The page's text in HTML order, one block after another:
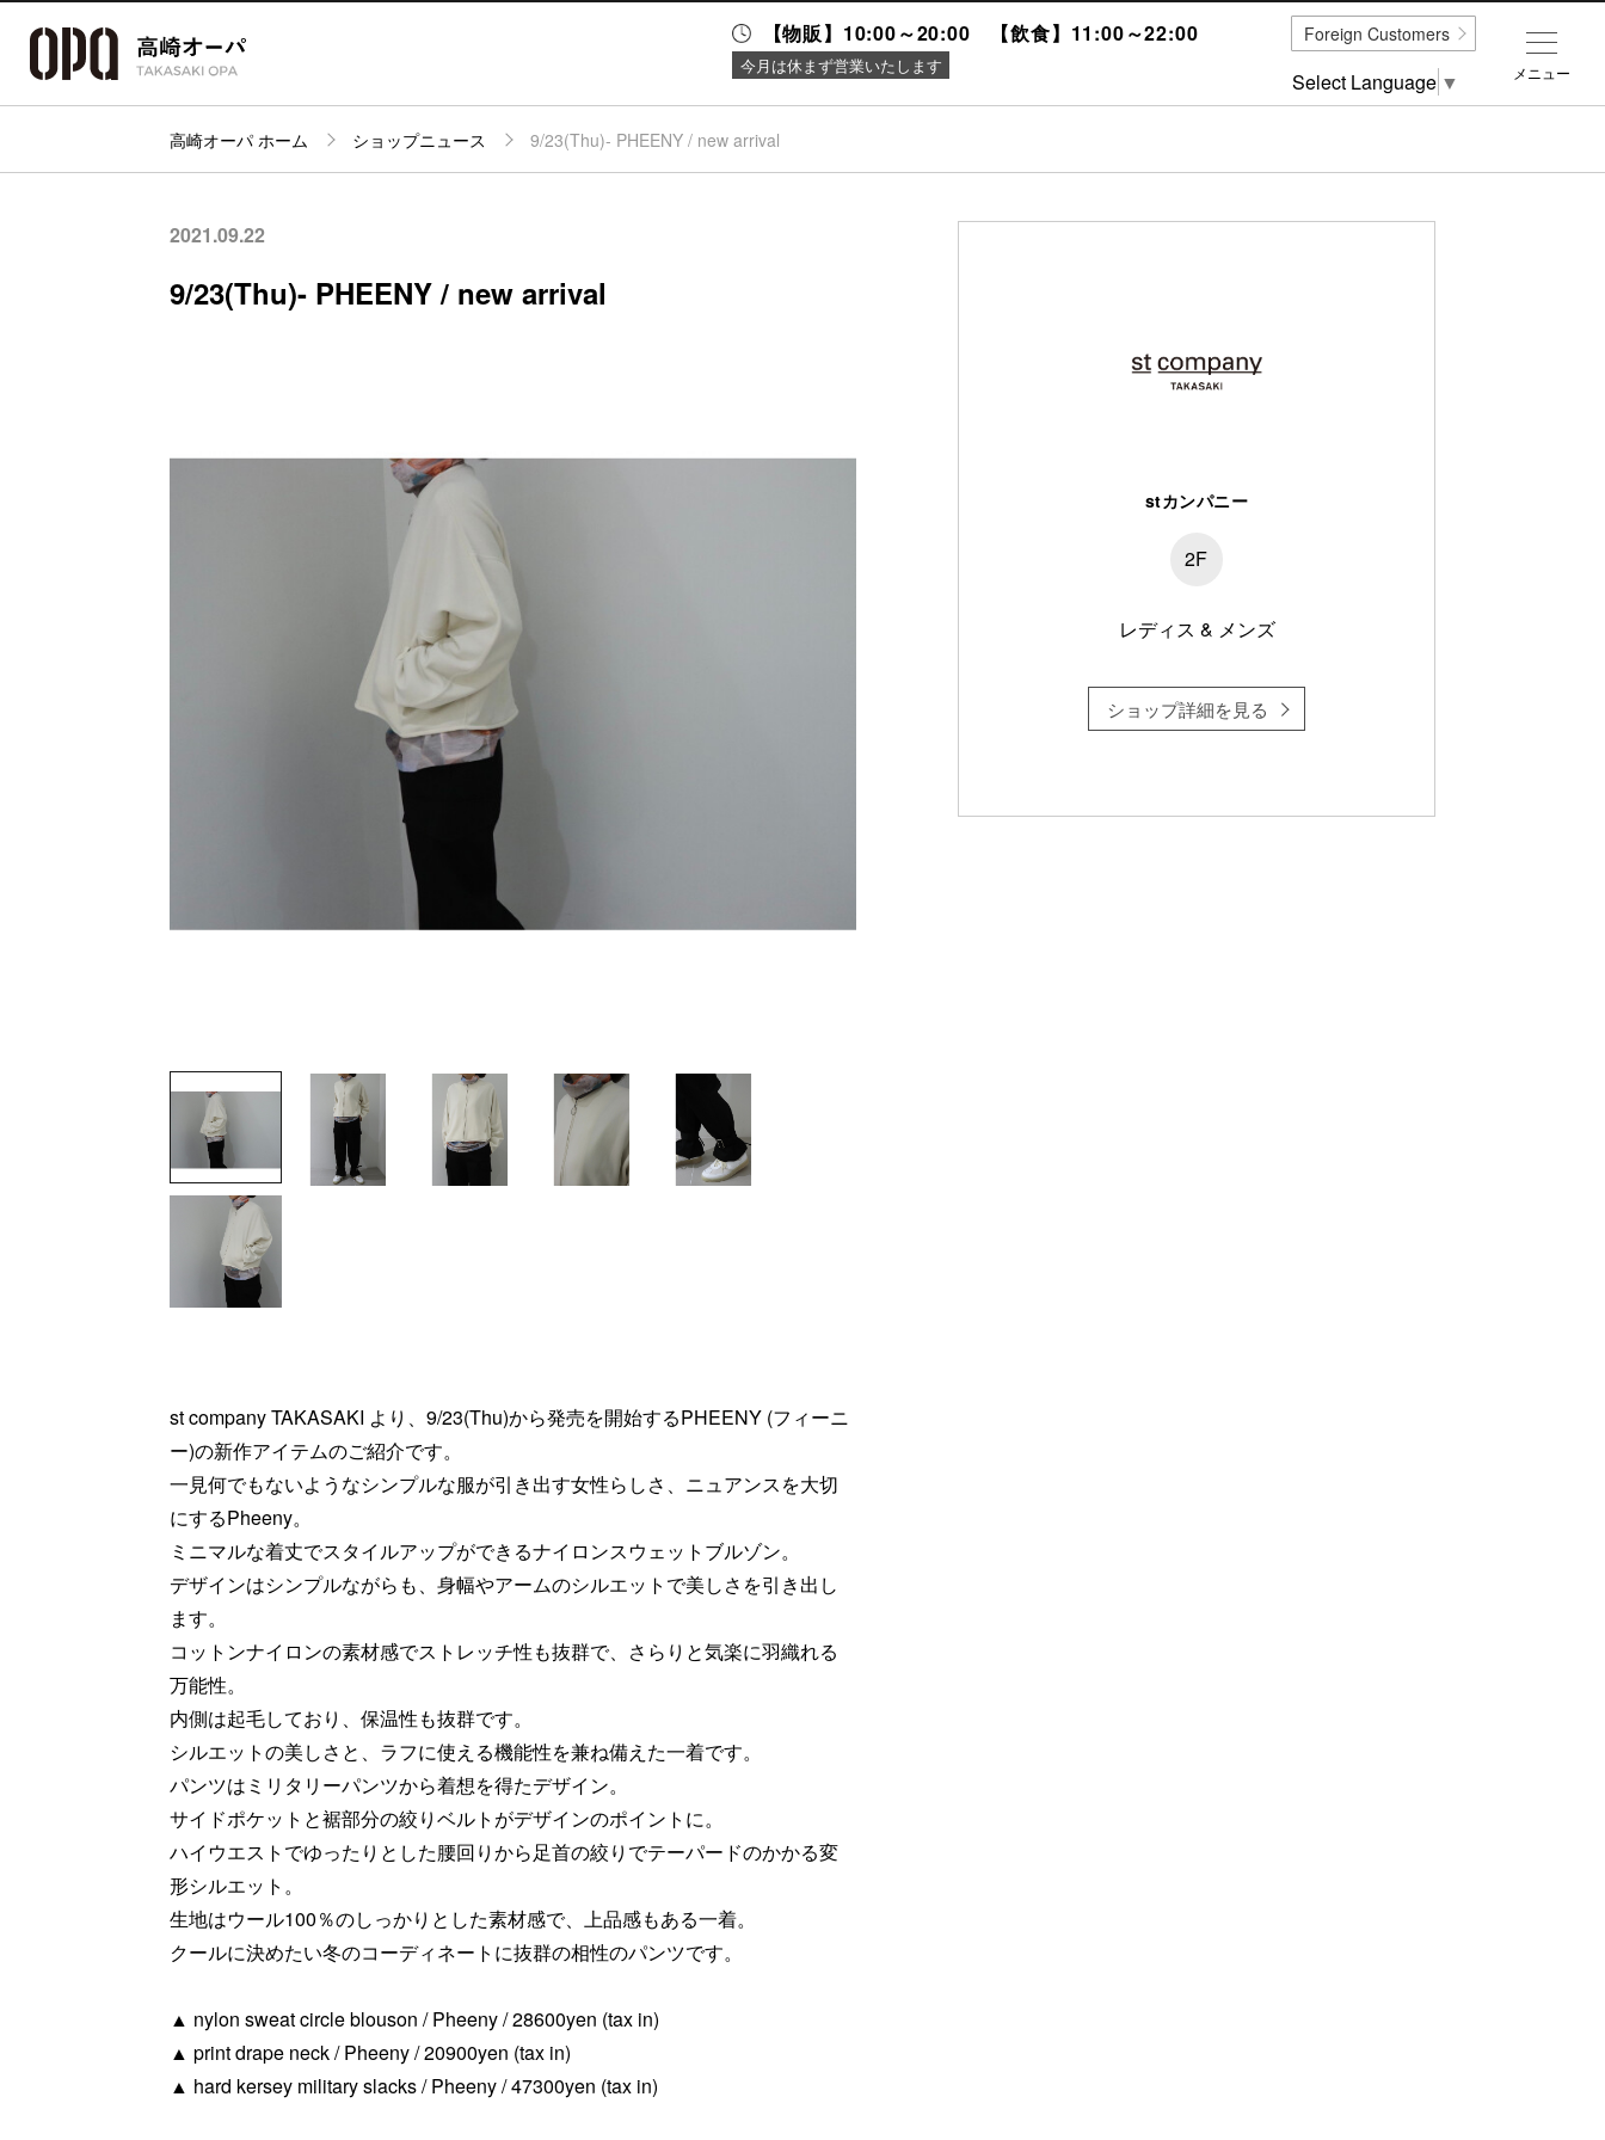
【物販】10:00～20:00 【飲食】11:00～22:00
今月は休まず営業いたします
パーキング
施設案内
イベント
高崎オーパ ホーム ショップニュース 9/23(Thu)- PHEENY / new arrival
2021.09.22
9/23(Thu)- PHEENY / new arrival
st company TAKASAKI より、9/23(Thu)から発売を開始するPHEENY (フィーニ
ー)の新作アイテムのご紹介です。
一見何でもないようなシンプルな服が引き出す女性らしさ、ニュアンスを大切
にするPheeny。
ミニマルな着丈でスタイルアップができるナイロンスウェットブルゾン。
デザインはシンプルながらも、身幅やアームのシルエットで美しさを引き出し
ます。
コットンナイロンの素材感でストレッチ性も抜群で、さらりと気楽に羽織れる
万能性。
内側は起毛しており、保温性も抜群です。
シルエットの美しさと、ラフに使える機能性を兼ね備えた一着です。
パンツはミリタリーパンツから着想を得たデザイン。
サイドポケットと裾部分の絞りベルトがデザインのポイントに。
ハイウエストでゆったりとした腰回りから足首の絞りでテーパードのかかる変
形シルエット。
生地はウール100％のしっかりとした素材感で、上品感もある一着。
クールに決めたい冬のコーディネートに抜群の相性のパンツです。
▲ nylon sweat circle blouson / Pheeny / 28600yen (tax in)
▲ print drape neck / Pheeny / 20900yen (tax in)
▲ hard kersey military slacks / Pheeny / 47300yen (tax in)
stカンパニー
2F
レディス & メンズ
ショップ詳細を見る
メニュー
Foreign Customers
Select Language ▼